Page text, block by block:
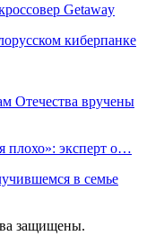
Getaway
киберпанке
Отечества вручены
плохо»: эксперт о…
в семье
защищены.